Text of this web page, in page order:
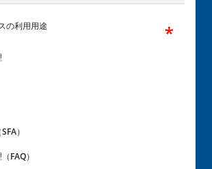
の利用用途
）
FAQ）